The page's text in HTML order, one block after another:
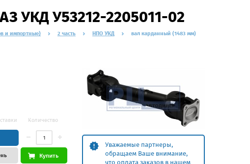
УКД У53212-2205011-02
и импортные) 2 часть НПО УКД
вал карданный (1483 мм)
Уважаемые партнеры,
обращаем Ваше внимание,
что оплата заказов в нашем
Количество
Купить